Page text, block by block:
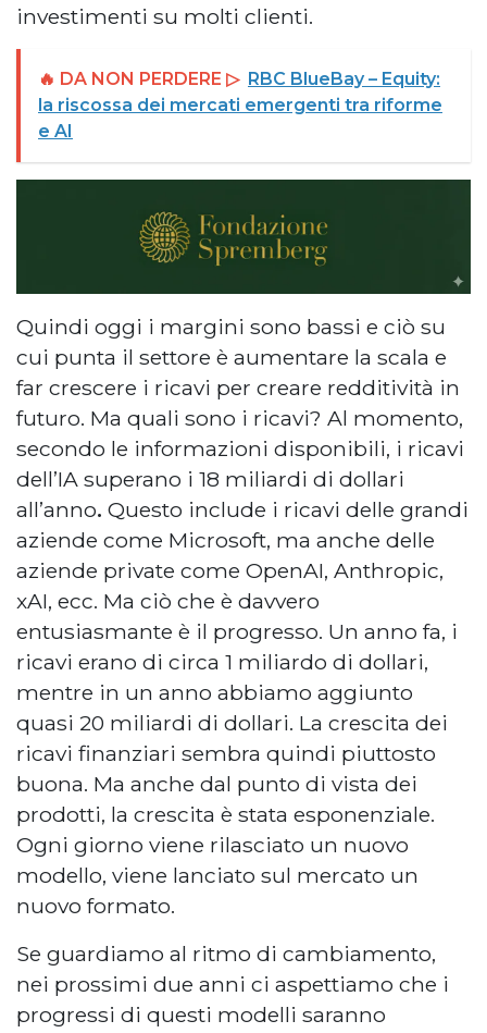
investimenti su molti clienti.
🔥 DA NON PERDERE ▷ RBC BlueBay – Equity:
la riscossa dei mercati emergenti tra riforme
e AI
Quindi oggi i margini sono bassi e ciò su
cui punta il settore è aumentare la scala e
far crescere i ricavi per creare redditività in
futuro. Ma quali sono i ricavi? Al momento,
secondo le informazioni disponibili, i ricavi
dell’IA superano i 18 miliardi di dollari
all’anno. Questo include i ricavi delle grandi
aziende come Microsoft, ma anche delle
aziende private come OpenAI, Anthropic,
xAI, ecc. Ma ciò che è davvero
entusiasmante è il progresso. Un anno fa, i
ricavi erano di circa 1 miliardo di dollari,
mentre in un anno abbiamo aggiunto
quasi 20 miliardi di dollari. La crescita dei
ricavi finanziari sembra quindi piuttosto
buona. Ma anche dal punto di vista dei
prodotti, la crescita è stata esponenziale.
Ogni giorno viene rilasciato un nuovo
modello, viene lanciato sul mercato un
nuovo formato.
Se guardiamo al ritmo di cambiamento,
nei prossimi due anni ci aspettiamo che i
progressi di questi modelli saranno